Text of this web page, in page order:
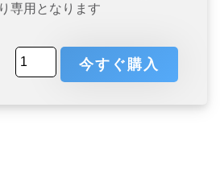
専用となります
今すぐ購入